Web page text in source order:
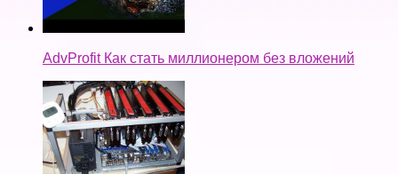
AdvProfit Как стать миллионером без вложений